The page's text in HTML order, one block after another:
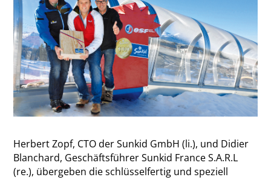
Herbert Zopf, CTO der Sunkid GmbH (li.), und Didier
Blanchard, Geschäftsführer Sunkid France S.A.R.L
(re.), übergeben die schlüsselfertig und speziell